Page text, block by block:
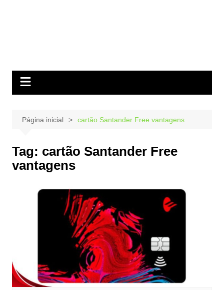
Página inicial cartão Santander Free vantagens
Tag: cartão Santander Free
vantagens